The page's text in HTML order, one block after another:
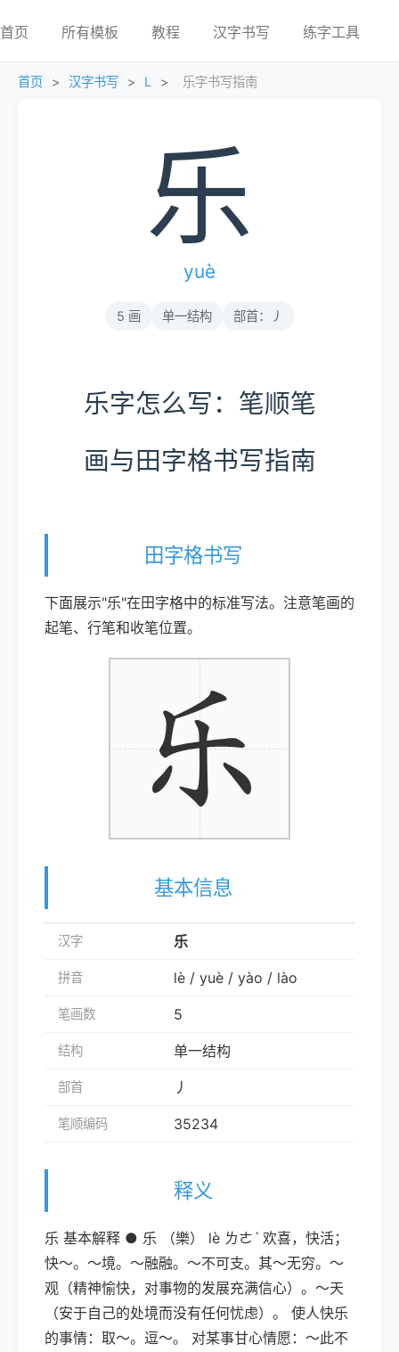
首页 所有模板 教程 汉字书写 练字工具
首页 > 汉字书写 > L > 乐字书写指南
乐
yuè
5 画 单一结构 部首：丿
乐字怎么写：笔顺笔
画与田字格书写指南
田字格书写
下面展示"乐"在田字格中的标准写法。注意笔画的
起笔、行笔和收笔位置。
基本信息
汉字 乐
拼音 lè / yuè / yào / lào
笔画数 5
结构 单一结构
部首 丿
笔顺编码 35234
释义
乐 基本解释 ● 乐 （樂） lè ㄌㄜˋ 欢喜，快活；
快～。～境。～融融。～不可支。其～无穷。～
观（精神愉快，对事物的发展充满信心）。～天
（安于自己的处境而没有任何忧虑）。 使人快乐
的事情：取～。逗～。 对某事甘心情愿：～此不